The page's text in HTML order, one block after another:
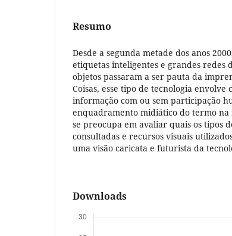
Resumo
Desde a segunda metade dos anos
etiquetas inteligentes e grandes redes
objetos passaram a ser pauta da
Coisas, esse tipo de tecnologia envolve
informação com ou sem participação
enquadramento midiático do termo
se preocupa em avaliar quais os tipos
consultadas e recursos visuais
uma visão caricata e futurista da
Downloads